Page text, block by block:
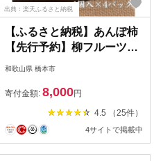
出典：楽天ふるさと納税
【ふるさと納税】あんぽ柿
【先行予約】柳フルーツ園
「紀州手作り あんぽ柿」
イフルーツ 和菓子 スイー
ツ 手作り 紀州 美味しい 人
気 ギフト 贈答 送料無料
【配送不可地域：離島】
【1215941】
和歌山県 橋本市
寄付金額: 8,000円
4.5 （25件）
4サイトで掲載中